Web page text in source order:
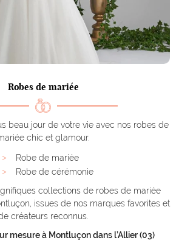
Une
Inscription
Rejoignez-
Robes de mariée
beau jour de votre vie avec nos robes de
chic et glamour.
Robe de mariée
Robe de cérémonie
collections de robes de mariée
issues de nos marques favorites et
créateurs reconnus.
mesure à Montluçon dans l’Allier (03)